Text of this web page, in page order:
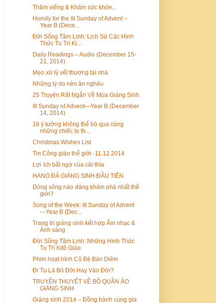
Thăm viếng & Khám sức khỏe...
Homily for the III Sunday of Advent –
Year B (Dece...
Đời Sống Tâm Linh: Lịch Sử Các Hình
Thức Tu Trì Ki...
Daily Readings – Audio (December 15-
21, 2014)
Mẹo xử lý vết thương tại nhà
Những lý do nên ăn nghêu
25 Truyện Rất Ngắn Về Mùa Giáng Sinh
III Sunday of Advent—Year B (December
14, 2014)
18 ý tưởng không thể bỏ qua cùng
những chiếc lọ th...
Christmas Wishes List
Tin Công giáo thế giới -11.12.2014
Lợi ích bất ngờ của cải thìa
HANG ĐÁ GIÁNG SINH ĐẦU TIÊN
Dòng sông nào đáng khám phá nhất thế
giới?
Song of the Week: III Sunday of Advent
—Year B (Dec...
Trang trí giáng sinh kết hợp Âm nhạc &
Ánh sáng
Đời Sống Tâm Linh: Những Hình Thức
Tu Trì Kitô Giáo
Phim hoạt hình Cô Bé Bán Diêm
Đi Tu Là Bỏ Đời Hay Vào Đời?
TRUYỀN THUYẾT VỀ BỘ QUẦN ÁO
GIÁNG SINH
Giáng sinh 2014 – Đồng hành cùng gia